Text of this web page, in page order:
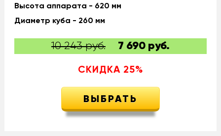
Высота аппарата - 620 мм
Диаметр куба - 260 мм
10 243 руб. 7 690руб.
СКИДКА 25%
ВЫБРАТЬ